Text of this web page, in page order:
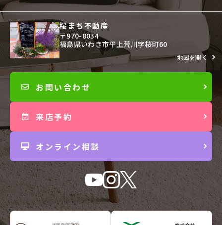
桜まち不動産
〒970-8034
福島県いわき市平上荒川字桜町60
地図を開く
お問い合わせ
来店予約
オンライン相談